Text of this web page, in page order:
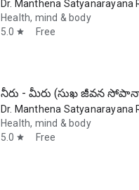
Dr. Manthena Satyanarayana
Health, mind & body
5.0 star Free
నీరు - మీరు (సుఖ జీవన
Dr. Manthena Satyanarayana
Health, mind & body
5.0 star Free